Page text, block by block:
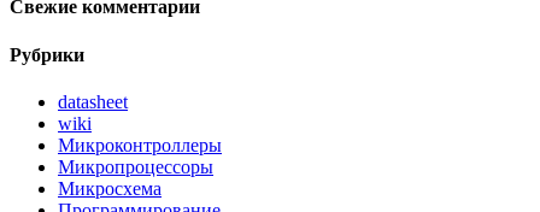
Свежие комментарии
Рубрики
datasheet
wiki
Микроконтроллеры
Микропроцессоры
Микросхема